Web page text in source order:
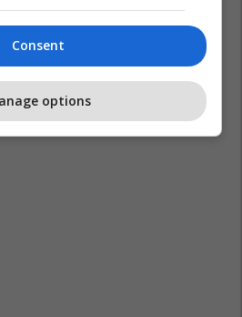
Consent
options